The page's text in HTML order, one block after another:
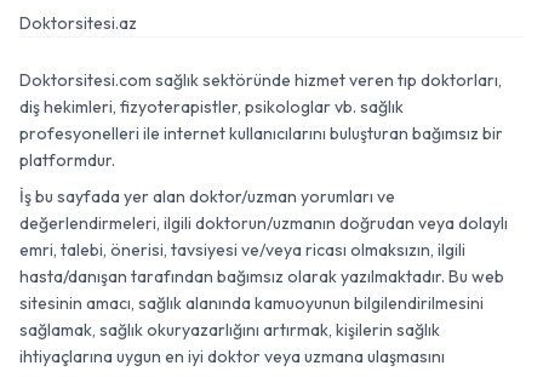
Doktorsitesi.az
Doktorsitesi.com sağlık sektöründe hizmet veren tıp doktorları,
diş hekimleri, fizyoterapistler, psikologlar vb. sağlık
profesyonelleri ile internet kullanıcılarını buluşturan bağımsız bir
platformdur.
İş bu sayfada yer alan doktor/uzman yorumları ve
değerlendirmeleri, ilgili doktorun/uzmanın doğrudan veya dolaylı
emri, talebi, önerisi, tavsiyesi ve/veya ricası olmaksızın, ilgili
hasta/danışan tarafından bağımsız olarak yazılmaktadır. Bu web
sitesinin amacı, sağlık alanında kamuoyunun bilgilendirilmesini
sağlamak, sağlık okuryazarlığını artırmak, kişilerin sağlık
ihtiyaçlarına uygun en iyi doktor veya uzmana ulaşmasını